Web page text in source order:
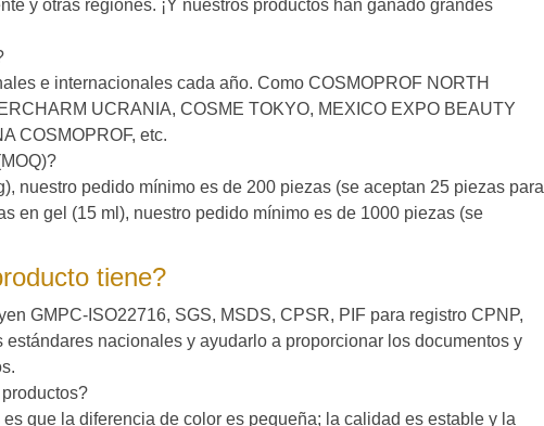
y otras regiones. ¡Y nuestros productos han ganado grandes
e internacionales cada año. Como COSMOPROF NORTH
UCRANIA, COSME TOKYO, MEXICO EXPO BEAUTY
COSMOPROF, etc.
nuestro pedido mínimo es de 200 piezas (se aceptan 25 piezas para
en gel (15 ml), nuestro pedido mínimo es de 1000 piezas (se
tiene?
GMPC-ISO22716, SGS, MSDS, CPSR, PIF para registro CPNP,
nacionales y ayudarlo a proporcionar los documentos y
que la diferencia de color es pequeña; la calidad es estable y la